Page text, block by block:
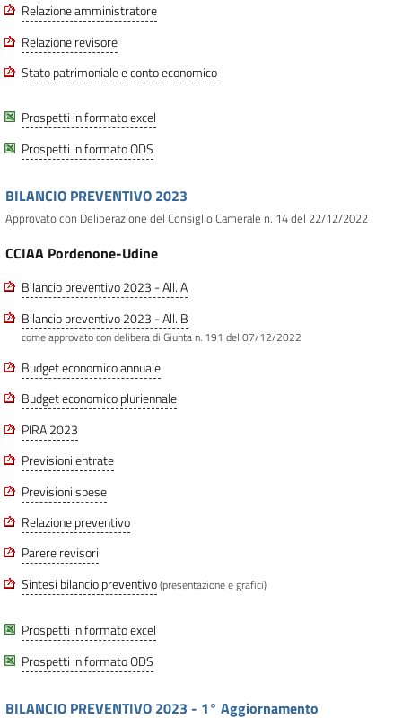
Relazione amministratore
Relazione revisore
Stato patrimoniale e conto economico
Prospetti in formato excel
Prospetti in formato ODS
BILANCIO PREVENTIVO 2023
Approvato con Deliberazione del Consiglio Camerale n. 14 del 22/12/2022
CCIAA Pordenone-Udine
Bilancio preventivo 2023 - All. A
Bilancio preventivo 2023 - All. B
come approvato con delibera di Giunta n. 191 del 07/12/2022
Budget economico annuale
Budget economico pluriennale
PIRA 2023
Previsioni entrate
Previsioni spese
Relazione preventivo
Parere revisori
Sintesi bilancio preventivo(presentazione e grafici)
Prospetti in formato excel
Prospetti in formato ODS
BILANCIO PREVENTIVO 2023 - 1° Aggiornamento